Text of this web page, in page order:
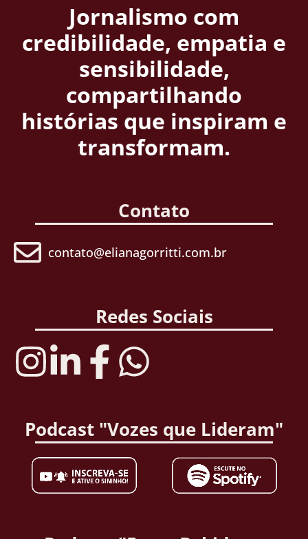
Jornalismo com
credibilidade, empatia e
sensibilidade,
compartilhando
histórias que inspiram e
transformam.
Contato
contato@elianagorritti.com.br
Redes Sociais
Podcast "Vozes que Lideram"